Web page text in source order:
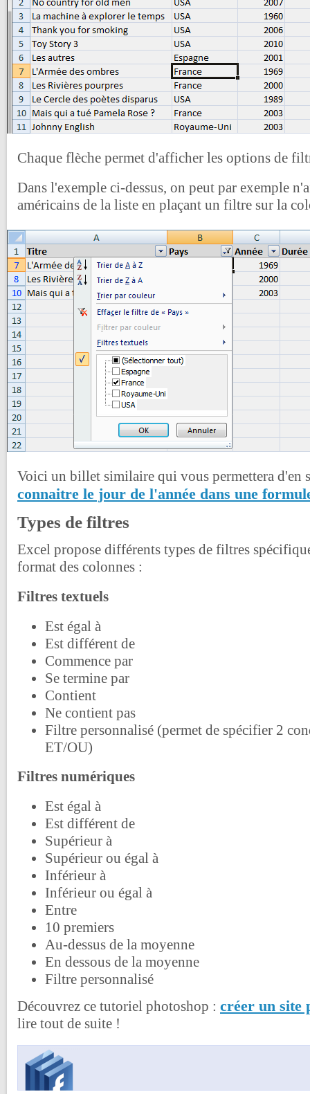
Chaque flèche permet d'afficher les options de
Dans l'exemple ci-dessus, on peut par exemple
américains de la liste en plaçant un filtre sur la
Voici un billet similaire qui vous permettera d'en
connaitre le jour de l'année dans une
Types de filtres
Excel propose différents types de filtres
format des colonnes :
Filtres textuels
Est égal à
Est différent de
Commence par
Se termine par
Contient
Ne contient pas
Filtre personnalisé (permet de spécifier 2
ET/OU)
Filtres numériques
Est égal à
Est différent de
Supérieur à
Supérieur ou égal à
Inférieur à
Inférieur ou égal à
Entre
10 premiers
Au-dessus de la moyenne
En dessous de la moyenne
Filtre personnalisé
Découvrez ce tutoriel photoshop : créer un site
lire tout de suite !